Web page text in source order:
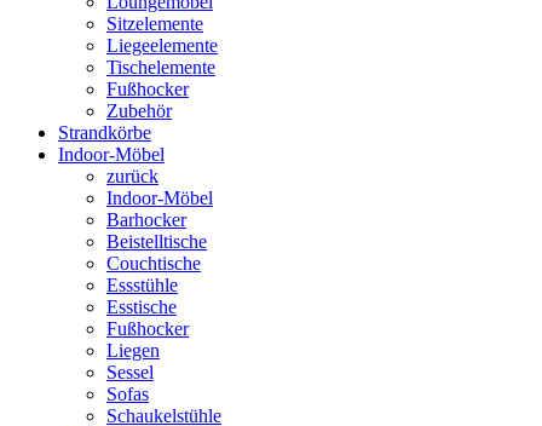
Sitzelemente
Liegeelemente
Tischelemente
Fußhocker
Zubehör
Strandkörbe
Indoor-Möbel
zurück
Indoor-Möbel
Barhocker
Beistelltische
Couchtische
Essstühle
Esstische
Fußhocker
Liegen
Sessel
Sofas
Schaukelstühle